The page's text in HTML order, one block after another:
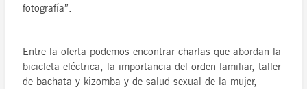
fotografía”.
Entre la oferta podemos encontrar charlas que abordan la
bicicleta eléctrica, la importancia del orden familiar, taller
de bachata y kizomba y de salud sexual de la mujer,